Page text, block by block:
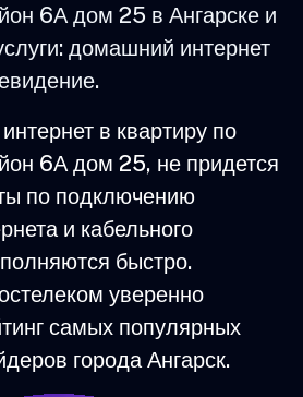
6А дом 25 в Ангарске и
домашний интернет
в квартиру по
6А дом 25, не придется
по подключению
и кабельного
быстро.
уверенно
самых популярных
города Ангарск.